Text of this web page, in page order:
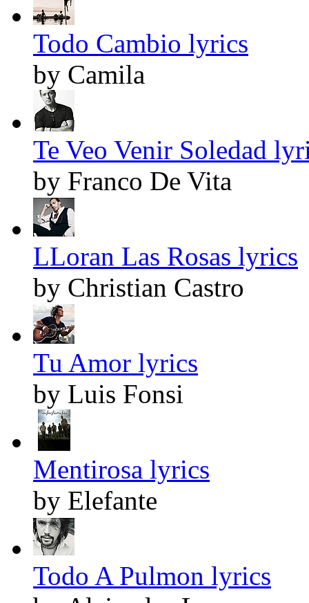
Todo Cambio lyrics
by Camila
Te Veo Venir Soledad
by Franco De Vita
LLoran Las Rosas lyrics
by Christian Castro
Tu Amor lyrics
by Luis Fonsi
Mentirosa lyrics
by Elefante
Todo A Pulmon lyrics